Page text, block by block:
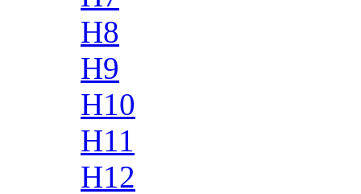
H8
H9
H10
H11
H12